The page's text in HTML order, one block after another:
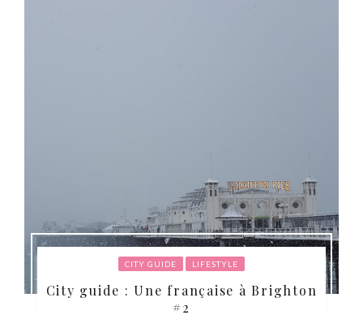
CITY GUIDE LIFESTYLE
City guide : Une française à Brighton
#2